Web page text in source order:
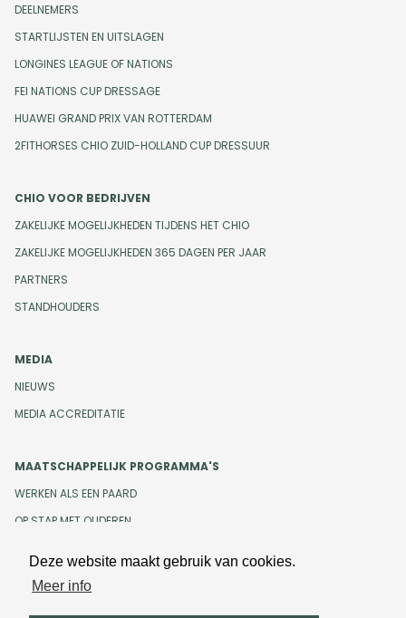
Deze website maakt gebruik van cookies.
Meer info
DEELNEMERS
STARTLIJSTEN EN UITSLAGEN
LONGINES LEAGUE OF NATIONS
FEI NATIONS CUP DRESSAGE
HUAWEI GRAND PRIX VAN ROTTERDAM
2FITHORSES CHIO ZUID-HOLLAND CUP DRESSUUR
CHIO VOOR BEDRIJVEN
ZAKELIJKE MOGELIJKHEDEN TIJDENS HET CHIO
ZAKELIJKE MOGELIJKHEDEN 365 DAGEN PER JAAR
PARTNERS
STANDHOUDERS
MEDIA
NIEUWS
MEDIA ACCREDITATIE
MAATSCHAPPELIJK PROGRAMMA'S
WERKEN ALS EEN PAARD
OP STAP MET OUDEREN
Design en development door